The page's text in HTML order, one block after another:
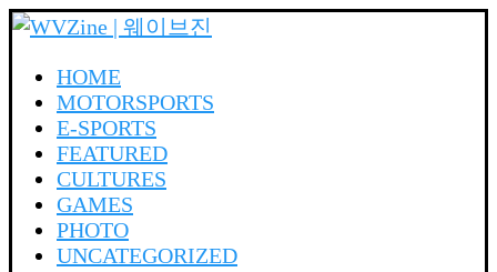
HOME
MOTORSPORTS
E-SPORTS
FEATURED
CULTURES
GAMES
PHOTO
UNCATEGORIZED